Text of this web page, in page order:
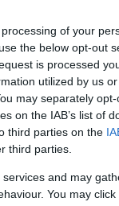
of your
the below opt-out
is processed
utilized by us
may separately
on the IAB’s list of
third parties on the
third parties.
and may
You may
di